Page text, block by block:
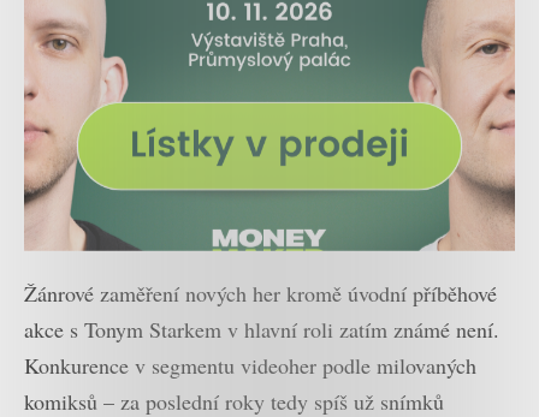
Žánrové zaměření nových her kromě úvodní příběhové
akce s Tonym Starkem v hlavní roli zatím známé není.
Konkurence v segmentu videoher podle milovaných
komiksů – za poslední roky tedy spíš už snímků